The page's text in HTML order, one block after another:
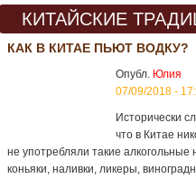
КИТАЙСКИЕ
КАК В КИТАЕ ПЬЮТ ВОДКУ?
Опубл. Юлия
07/09/2018 -
Исторически
что в Китае
не употребляли такие алкогольные
коньяки, наливки, ликеры,